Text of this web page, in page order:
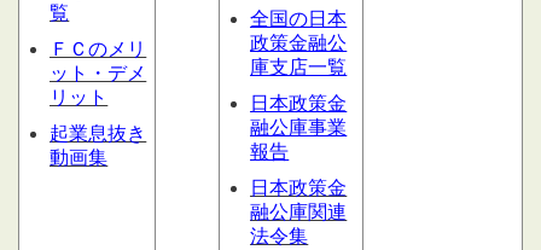
覧
ＦＣのメリ
ット・デメ
リット
起業息抜き
動画集
全国の日本
政策金融公
庫支店一覧
日本政策金
融公庫事業
報告
日本政策金
融公庫関連
法令集